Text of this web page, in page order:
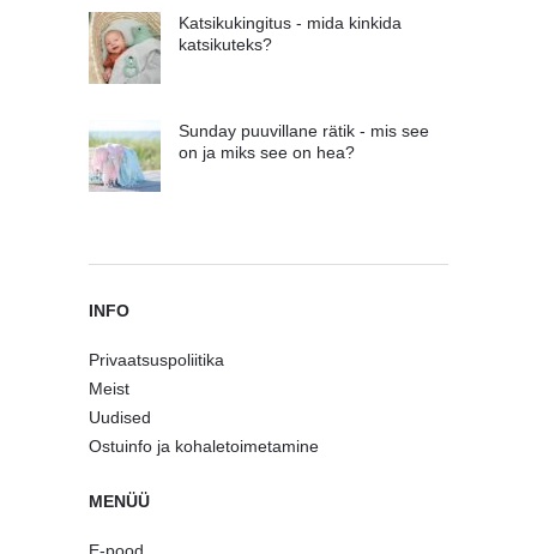
Katsikukingitus - mida kinkida
katsikuteks?
Sunday puuvillane rätik - mis see
on ja miks see on hea?
INFO
Privaatsuspoliitika
Meist
Uudised
Ostuinfo ja kohaletoimetamine
MENÜÜ